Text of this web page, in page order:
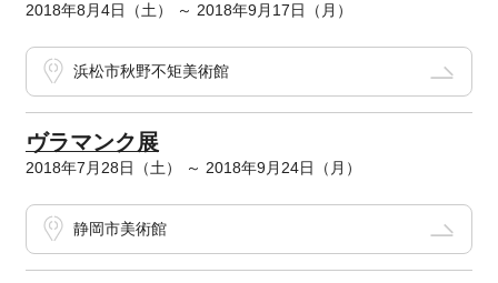
2018年8月4日（土） ～ 2018年9月17日（月）
浜松市秋野不矩美術館
ヴラマンク展
2018年7月28日（土） ～ 2018年9月24日（月）
静岡市美術館